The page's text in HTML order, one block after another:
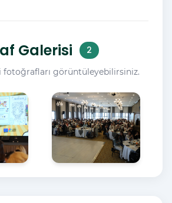
Galerisi 2
fotoğrafları görüntüleyebilirsiniz.